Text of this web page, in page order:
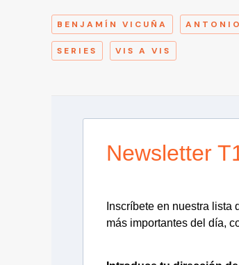
BENJAMÍN VICUÑA
SERIES VIS A VIS
Newsletter
Inscríbete en nuestra
más importantes del día,